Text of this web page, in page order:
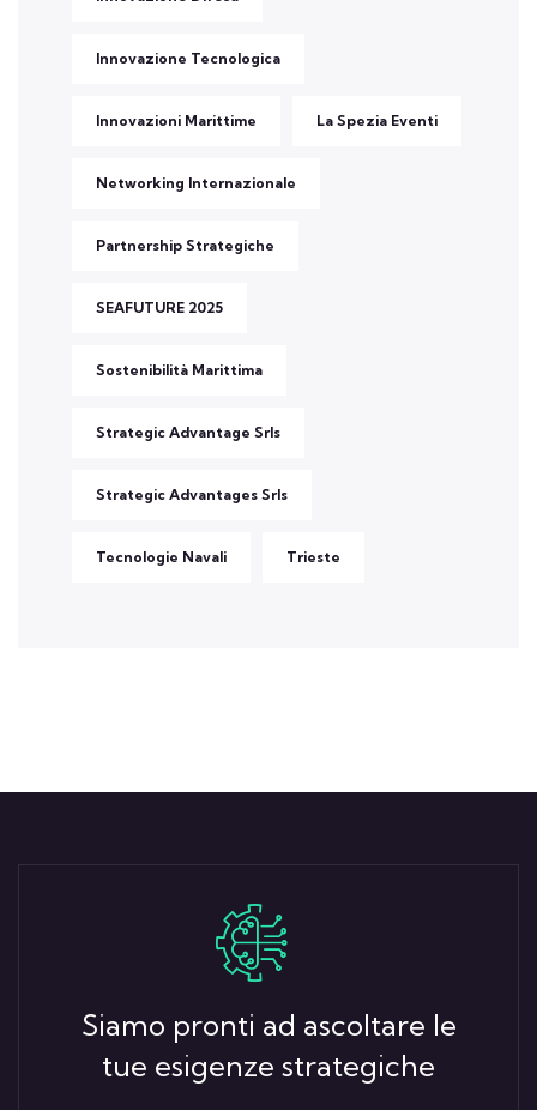
Innovazione Tecnologica
Innovazioni Marittime La Spezia Eventi
Networking Internazionale
Partnership Strategiche
SEAFUTURE 2025
Sostenibilità Marittima
Strategic Advantage Srls
Strategic Advantages Srls
Tecnologie Navali Trieste
Siamo pronti ad ascoltare le
tue esigenze strategiche